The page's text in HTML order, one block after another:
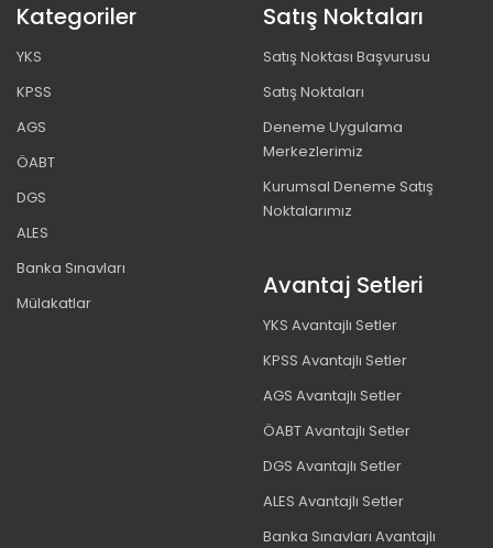
Kategoriler
YKS
KPSS
AGS
ÖABT
DGS
ALES
Banka Sınavları
Mülakatlar
Satış Noktaları
Satış Noktası Başvurusu
Satış Noktaları
Deneme Uygulama
Merkezlerimiz
Kurumsal Deneme Satış
Noktalarımız
Avantaj Setleri
YKS Avantajlı Setler
KPSS Avantajlı Setler
AGS Avantajlı Setler
ÖABT Avantajlı Setler
DGS Avantajlı Setler
ALES Avantajlı Setler
Banka Sınavları Avantajlı